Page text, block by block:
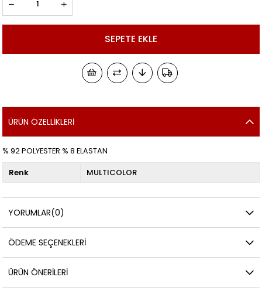
ÜRÜN ÖZELLIKLERI
% 92 POLYESTER % 8 ELASTAN
Renk MULTICOLOR
YORUMLAR(0)
ÖDEME SEÇENEKLERI
ÜRÜN ÖNERILERI